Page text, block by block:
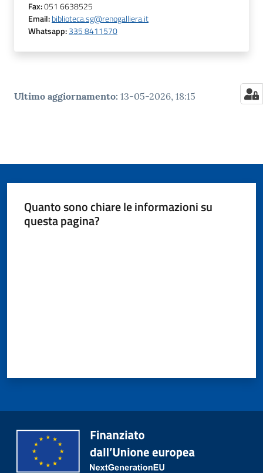
Fax:051 6638525
Email:biblioteca.sg@renogalliera.it
Whatsapp:335 8411570
Ultimo aggiornamento: 13-05-2026, 18:15
Quanto sono chiare le informazioni su
questa pagina?